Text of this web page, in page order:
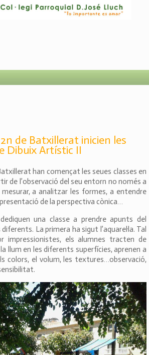
de Batxillerat inicien les
Dibuix Artístic II
han començat les seues classes en
de l’observació del seu entorn no només a
a analitzar les formes, a entendre
de la perspectiva cònica…
una classe a prendre apunts del
La primera ha sigut l’aquarel·la. Tal
impressionistes, els alumnes tracten de
llum en les diferents superfícies, aprenen a
colors, el volum, les textures…observació,